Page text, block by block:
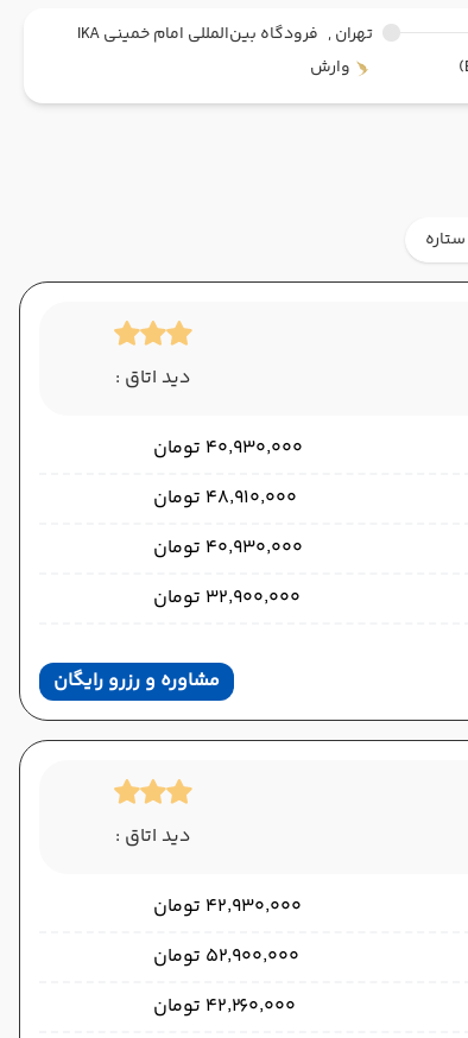
تهران , فرودگاه بین‌المللی امام خمینی IKA
وارش
دید اتاق :
۴۰٬۹۳۰٬۰۰۰ تومان
۴۸٬۹۱۰٬۰۰۰ تومان
۴۰٬۹۳۰٬۰۰۰ تومان
۳۲٬۹۰۰٬۰۰۰ تومان
مشاوره و رزرو رایگان
دید اتاق :
۴۲٬۹۳۰٬۰۰۰ تومان
۵۲٬۹۰۰٬۰۰۰ تومان
۴۲٬۲۶۰٬۰۰۰ تومان